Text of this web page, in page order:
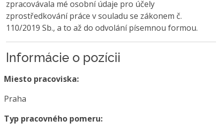
zpracovávala mé osobní údaje pro účely
zprostředkování práce v souladu se zákonem č.
110/2019 Sb., a to až do odvolání písemnou formou.
Informácie o pozícii
Miesto pracoviska:
Praha
Typ pracovného pomeru: